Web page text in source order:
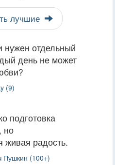
лучшие
отдельный
день не может
(9)
подготовка
но
живая радость.
Пушкин (100+)